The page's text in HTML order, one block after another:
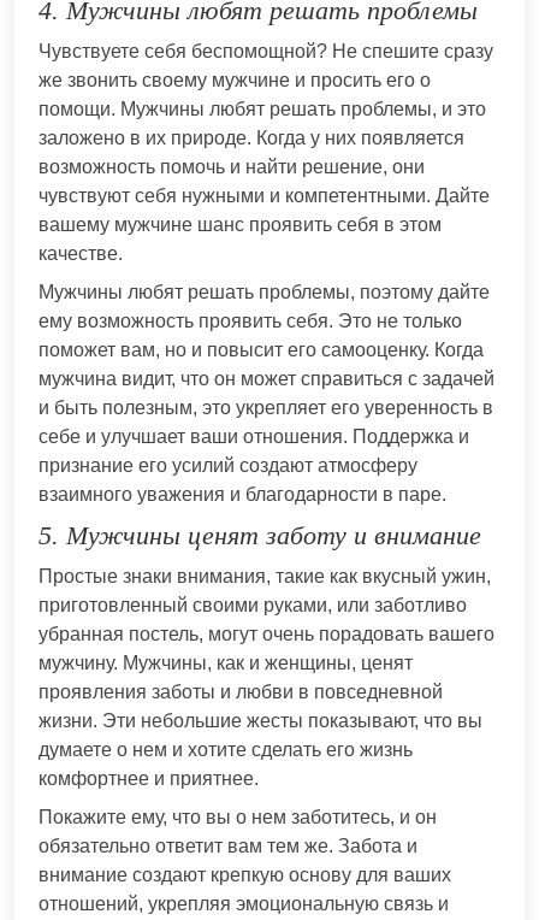
4. Мужчины любят решать проблемы
Чувствуете себя беспомощной? Не спешите сразу
же звонить своему мужчине и просить его о
помощи. Мужчины любят решать проблемы, и это
заложено в их природе. Когда у них появляется
возможность помочь и найти решение, они
чувствуют себя нужными и компетентными. Дайте
вашему мужчине шанс проявить себя в этом
качестве.
Мужчины любят решать проблемы, поэтому дайте
ему возможность проявить себя. Это не только
поможет вам, но и повысит его самооценку. Когда
мужчина видит, что он может справиться с задачей
и быть полезным, это укрепляет его уверенность в
себе и улучшает ваши отношения. Поддержка и
признание его усилий создают атмосферу
взаимного уважения и благодарности в паре.
5. Мужчины ценят заботу и внимание
Простые знаки внимания, такие как вкусный ужин,
приготовленный своими руками, или заботливо
убранная постель, могут очень порадовать вашего
мужчину. Мужчины, как и женщины, ценят
проявления заботы и любви в повседневной
жизни. Эти небольшие жесты показывают, что вы
думаете о нем и хотите сделать его жизнь
комфортнее и приятнее.
Покажите ему, что вы о нем заботитесь, и он
обязательно ответит вам тем же. Забота и
внимание создают крепкую основу для ваших
отношений, укрепляя эмоциональную связь и